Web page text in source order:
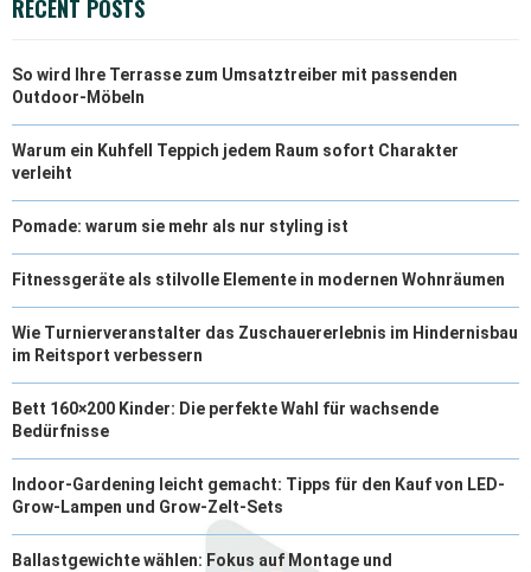
RECENT POSTS
So wird Ihre Terrasse zum Umsatztreiber mit passenden
Outdoor-Möbeln
Warum ein Kuhfell Teppich jedem Raum sofort Charakter
verleiht
Pomade: warum sie mehr als nur styling ist
Fitnessgeräte als stilvolle Elemente in modernen Wohnräumen
Wie Turnierveranstalter das Zuschauererlebnis im Hindernisbau
im Reitsport verbessern
Bett 160×200 Kinder: Die perfekte Wahl für wachsende
Bedürfnisse
Indoor-Gardening leicht gemacht: Tipps für den Kauf von LED-
Grow-Lampen und Grow-Zelt-Sets
Ballastgewichte wählen: Fokus auf Montage und